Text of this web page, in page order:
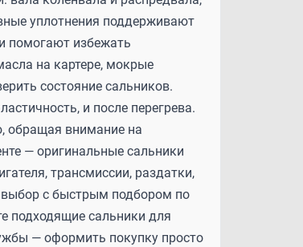
уплотнения поддерживают
помогают избежать
на картере, мокрые
состояние сальников.
и после перегрева.
обращая внимание на
— оригинальные сальники
трансмиссии, раздатки,
выбор с быстрым подбором по
подходящие сальники для
— оформить покупку просто